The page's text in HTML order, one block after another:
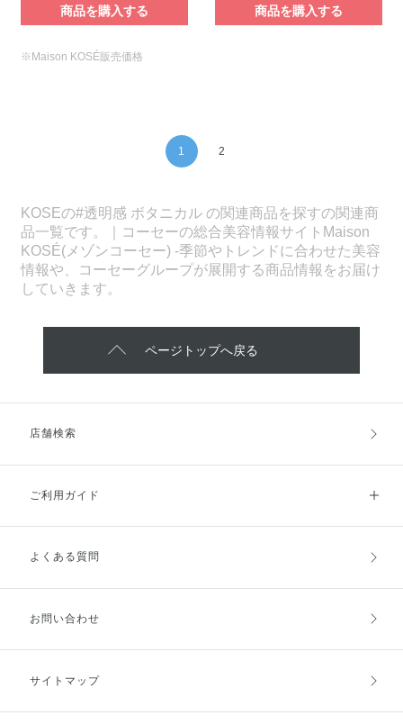
商品を購入する 商品を購入する
※Maison KOSÉ販売価格
1 2
KOSEの#透明感 ボタニカル の関連商品を探すの関連商
品一覧です。｜コーセーの総合美容情報サイトMaison
KOSÉ(メゾンコーセー) -季節やトレンドに合わせた美容
情報や、コーセーグループが展開する商品情報をお届け
していきます。
ページトップへ戻る
店舗検索
ご利用ガイド
ご利用ガイドトップ
お支払方法
キャンセル・返品・交換
よくある質問
お問い合わせ
サイトマップ